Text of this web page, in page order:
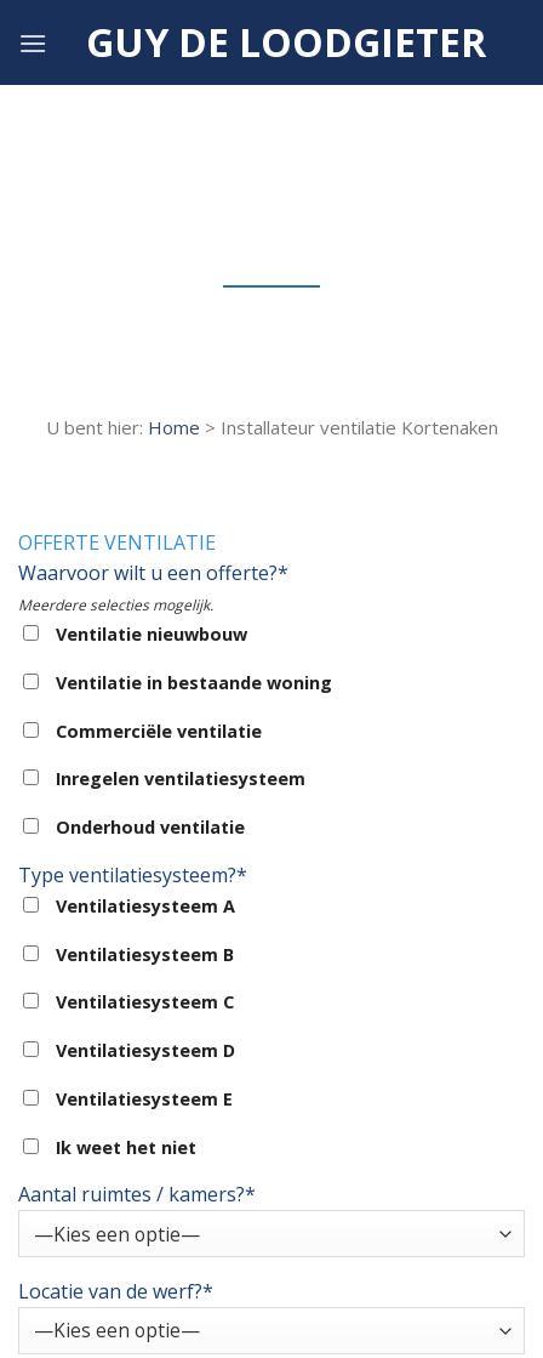
GUY DE LOODGIETER
U bent hier: Home > Installateur ventilatie Kortenaken
OFFERTE VENTILATIE
Waarvoor wilt u een offerte?*
Meerdere selecties mogelijk.
Ventilatie nieuwbouw
Ventilatie in bestaande woning
Commerciële ventilatie
Inregelen ventilatiesysteem
Onderhoud ventilatie
Type ventilatiesysteem?*
Ventilatiesysteem A
Ventilatiesysteem B
Ventilatiesysteem C
Ventilatiesysteem D
Ventilatiesysteem E
Ik weet het niet
Aantal ruimtes / kamers?*
Locatie van de werf?*